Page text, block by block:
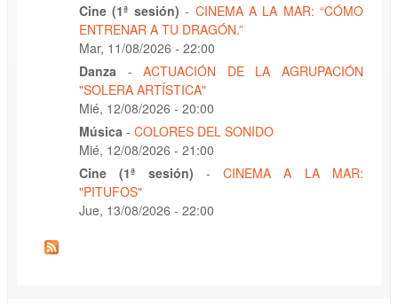
Cine (1ª sesión) - CINEMA A LA MAR: “CÓMO
ENTRENAR A TU DRAGÓN.”
Mar, 11/08/2026 - 22:00
Danza
-ACTUACIÓN DE LA AGRUPACIÓN
"SOLERA ARTÍSTICA"
Mié, 12/08/2026 - 20:00
Música - COLORES DEL SONIDO
Mié, 12/08/2026 - 21:00
Cine (1ª sesión)
-CINEMA A LA MAR:
"PITUFOS"
Jue, 13/08/2026 - 22:00